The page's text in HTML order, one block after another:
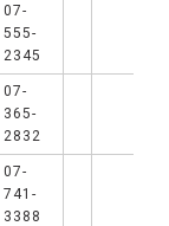
07-
555-
2345
07-
365-
2832
07-
741-
3388